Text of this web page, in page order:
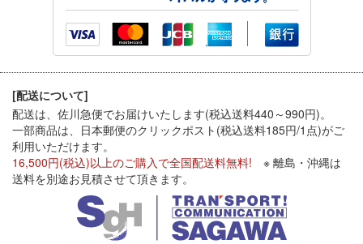
[配送について]
配送は、佐川急便でお届けいたします(税込送料440～990円)。
一部商品は、日本郵便のクリックポスト(税込送料185円/1点)がご
利用いただけます。
16,500円(税込)以上のご購入で全国配送料無料! ※ 離島・沖縄は
送料を別途お見積させて頂きます。